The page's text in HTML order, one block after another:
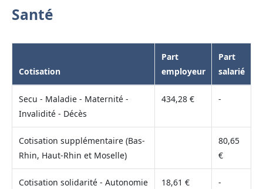
Santé
Cotisation
Part
employeur
Part
salarié
Secu - Maladie - Maternité -
Invalidité - Décès
434,28 € -
Cotisation supplémentaire (Bas-
Rhin, Haut-Rhin et Moselle)
80,65
€
Cotisation solidarité - Autonomie 18,61 € -